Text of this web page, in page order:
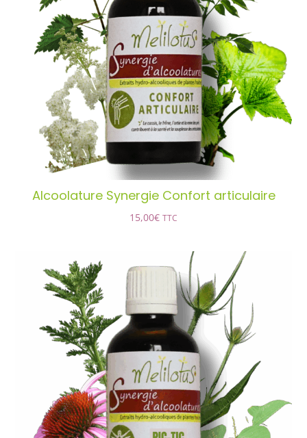
Alcoolature Synergie Confort
articulaire
AJOUTER AU PANIER
/
DÉTAILS
Alcoolature Synergie Confort articulaire
15,00€ TTC
Alcoolature Synergie PicTic
AJOUTER AU PANIER
/
DÉTAILS